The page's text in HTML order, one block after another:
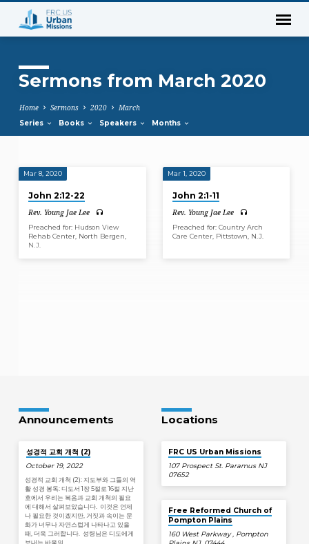
Sermons from March 2020
Home Sermons 2020 March
Series Books Speakers Months
Sermons
from
March
2020
Mar 8, 2020
John 2:12-22
Rev. Young Jae Lee
Preached for: Hudson View
Rehab Center, North Bergen,
N.J.
Mar 1, 2020
John 2:1-11
Rev. Young Jae Lee
Preached for: Country Arch
Care Center, Pittstown, N.J.
Announcements
성경적 교회 개척 (2)
October 19, 2022
성경적 교회 개척 (2): 지도부와 그들의 역
활 성경 봉독: 디도서 1장 5절로 16절 지난
호에서 우리는 복음과 교회 개척의 필요
에 대해서 살펴보았습니다. 이것은 언제
나 필요한 것이겠지만, 거짓과 속이는 문
화가 너무나 자연스럽게 나타나고 있을
때, 더욱 그러합니다. 성령님은 디도에게
보내는 바울의…
Locations
FRC US Urban Missions
107 Prospect St. Paramus NJ
07652
Free Reformed Church of
Pompton Plains
160 West Parkway , Pompton